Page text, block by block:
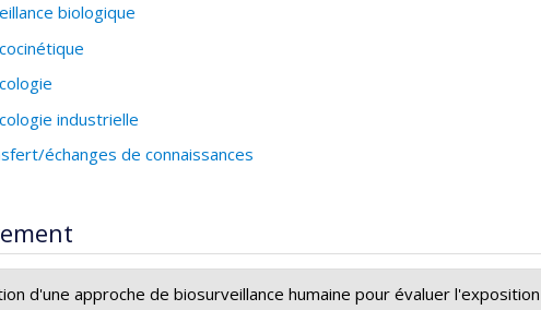
biologique
industrielle
échanges de connaissances
d'une approche de biosurveillance humaine pour évaluer